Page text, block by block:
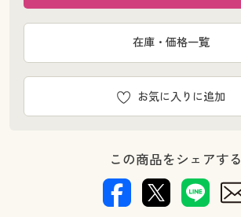
お気に入りに追加
在庫・価格一覧
この商品をシェアする